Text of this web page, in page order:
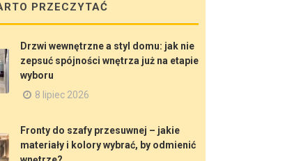
PRZECZYTAĆ
Drzwi wewnętrzne a styl domu: jak nie
zepsuć spójności wnętrza już na etapie
wyboru
8 lipiec 2026
Fronty do szafy przesuwnej – jakie
materiały i kolory wybrać, by odmienić